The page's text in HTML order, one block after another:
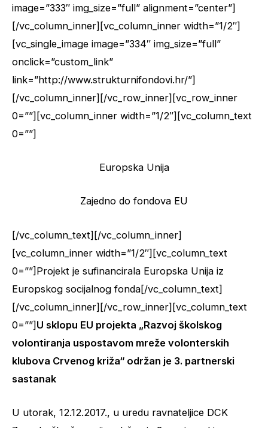
image=”333″ img_size=”full” alignment=”center”]
[/vc_column_inner][vc_column_inner width=”1/2″]
[vc_single_image image=”334″ img_size=”full”
onclick=”custom_link”
link=”http://www.strukturnifondovi.hr/”]
[/vc_column_inner][/vc_row_inner][vc_row_inner
0=””][vc_column_inner width=”1/2″][vc_column_text
0=””]
Europska Unija
Zajedno do fondova EU
[/vc_column_text][/vc_column_inner]
[vc_column_inner width=”1/2″][vc_column_text
0=””]Projekt je sufinancirala Europska Unija iz
Europskog socijalnog fonda[/vc_column_text]
[/vc_column_inner][/vc_row_inner][vc_column_text
0=””]U sklopu EU projekta „Razvoj školskog
volontiranja uspostavom mreže volonterskih
klubova Crvenog križa“ održan je 3. partnerski
sastanak
U utorak, 12.12.2017., u uredu ravnateljice DCK